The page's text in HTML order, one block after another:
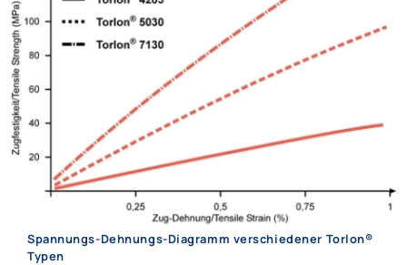
Spannungs-Dehnungs-Diagramm verschiedener Torlon®
Typen